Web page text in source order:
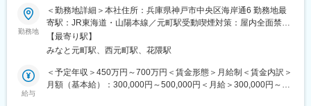
千里事務所には管理職・嘱託社員・事務職員の合計6名が在籍して
おります。
■就業環境
制で協力しながら業務対応するため、業務の分担もして頂きやす
く有給取得率も8割程度と高いです。定着率も高水準となってお
有している不動産の管理を担っています。
■職務内容
自社及びグループ会社が所有する既存物件や、新規に取得した物
件の建物設備システムの調査、改修計画の立案、見積査定、施工
管理など一連の業務をお任せします。事後保全や入居テナント様
からのクレームへの対応もございます。工事は協力会社に依頼し
勤務地
＜勤務地詳細＞本社住所：兵庫県神戸市中央区海岸通6 勤務地最
寄駅：JR東海道・山陽本線／元町駅受動喫煙対策：屋内全面禁煙
変更の範囲：会社の定める事業所
【最寄り駅】
みなと元町駅、西元町駅、花隈駅
給与
＜予定年収＞450万円～700万円＜賃金形態＞月給制＜賃金内訳＞
月額（基本給）：300,000円～500,000円＜月給＞300,000円～